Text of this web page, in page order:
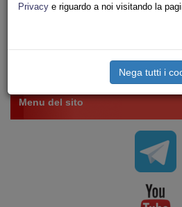
VV.F.
UNIONE SINDACALE DI
Menu del sito
Privacy e riguardo a noi visitando la
Nega tutti i